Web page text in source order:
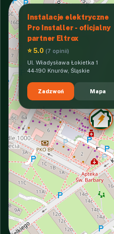
Instalacje elektryczne
Pro Installer - oficjalny
partner Eltrox
⭐ 5.0 (7 opinii)
Ul. Władysława Łokietka 1
44-190 Knurów, Śląskie
Zadzwoń Mapa